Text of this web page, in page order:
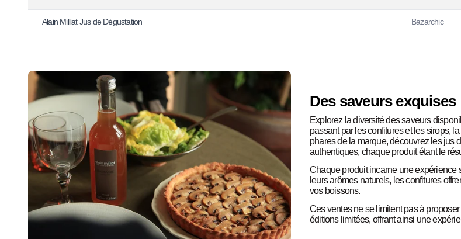
Alain Milliat Jus de Dégustation Bazarchic
Des saveurs exquises
Explorez la diversité des saveurs
passant par les confitures et les sirops,
phares de la marque, découvrez les jus
authentiques, chaque produit étant le
Chaque produit incarne une expérience
leurs arômes naturels, les confitures
vos boissons.
Ces ventes ne se limitent pas à
éditions limitées, offrant ainsi une